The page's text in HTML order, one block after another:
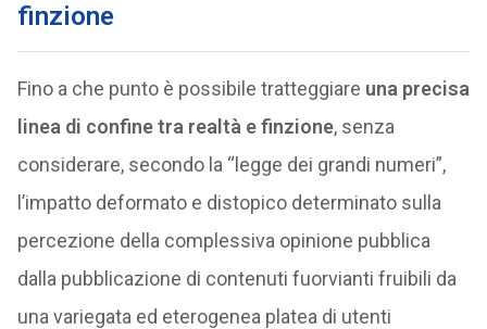
finzione
Fino a che punto è possibile tratteggiare una precisa
linea di confine tra realtà e finzione, senza
considerare, secondo la “legge dei grandi numeri”,
l’impatto deformato e distopico determinato sulla
percezione della complessiva opinione pubblica
dalla pubblicazione di contenuti fuorvianti fruibili da
una variegata ed eterogenea platea di utenti